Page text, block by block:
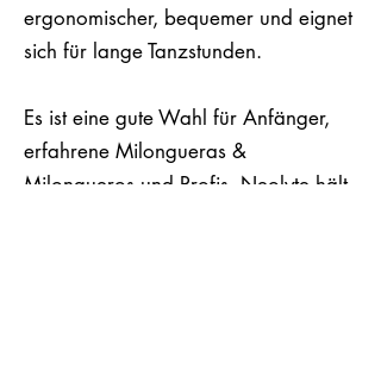
ergonomischer, bequemer und eignet
sich für lange Tanzstunden.
Es ist eine gute Wahl für Anfänger,
erfahrene Milongueras &
Milongueros und Profis. Neolyte hält